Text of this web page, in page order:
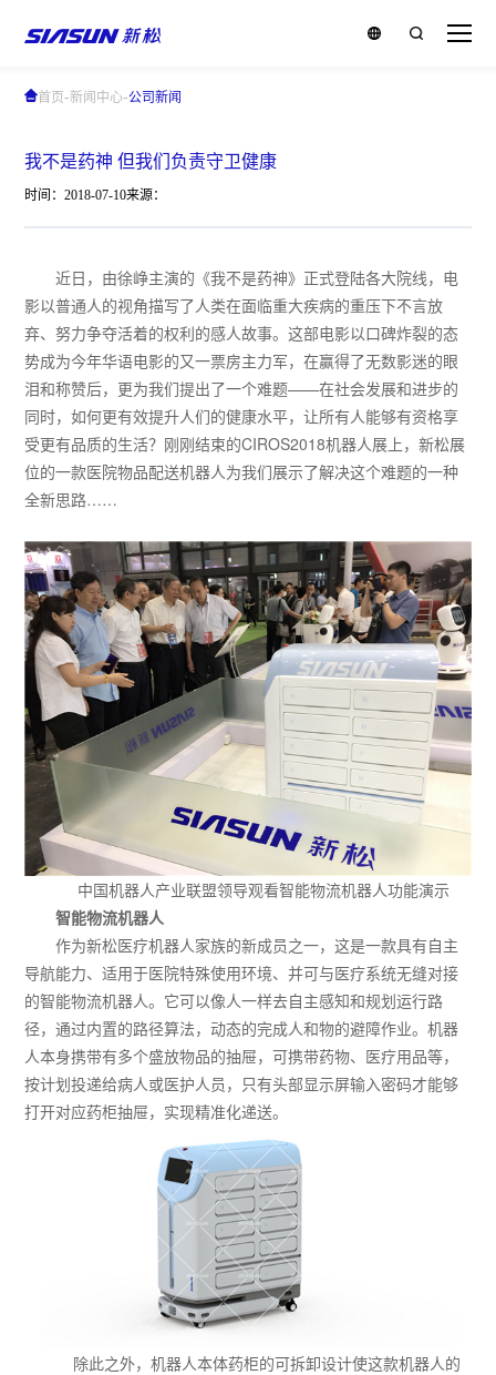
首页-新闻中心-公司新闻
我不是药神 但我们负责守卫健康
时间：2018-07-10来源：
近日，由徐峥主演的《我不是药神》正式登陆各大院线，电
影以普通人的视角描写了人类在面临重大疾病的重压下不言放
弃、努力争夺活着的权利的感人故事。这部电影以口碑炸裂的态
势成为今年华语电影的又一票房主力军，在赢得了无数影迷的眼
泪和称赞后，更为我们提出了一个难题——在社会发展和进步的
同时，如何更有效提升人们的健康水平，让所有人能够有资格享
受更有品质的生活？刚刚结束的CIROS2018机器人展上，新松展
位的一款医院物品配送机器人为我们展示了解决这个难题的一种
全新思路……
中国机器人产业联盟领导观看智能物流机器人功能演示
智能物流机器人
作为新松医疗机器人家族的新成员之一，这是一款具有自主
导航能力、适用于医院特殊使用环境、并可与医疗系统无缝对接
的智能物流机器人。它可以像人一样去自主感知和规划运行路
径，通过内置的路径算法，动态的完成人和物的避障作业。机器
人本身携带有多个盛放物品的抽屉，可携带药物、医疗用品等，
按计划投递给病人或医护人员，只有头部显示屏输入密码才能够
打开对应药柜抽屉，实现精准化递送。
除此之外，机器人本体药柜的可拆卸设计使这款机器人的